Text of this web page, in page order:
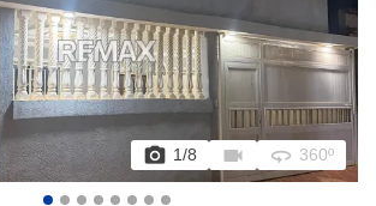
photo_camera 1/8 videocam 360 360º